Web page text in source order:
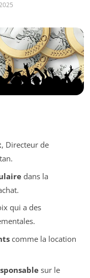
, Directeur de
dans la
qui a des
comme la location
sur le